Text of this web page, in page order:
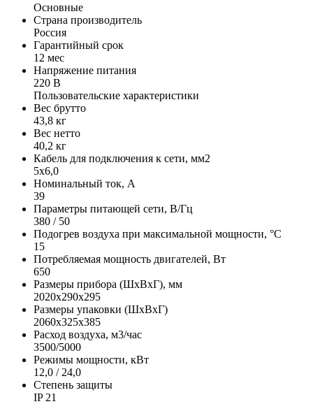
Основные
Страна производитель
Россия
Гарантийный срок
12 мес
Напряжение питания
220 В
Пользовательские характеристики
Вес брутто
43,8 кг
Вес нетто
40,2 кг
Кабель для подключения к сети, мм2
5x6,0
Номинальный ток, А
39
Параметры питающей сети, В/Гц
380 / 50
Подогрев воздуха при максимальной мощности, °С
15
Потребляемая мощность двигателей, Вт
650
Размеры прибора (ШхВхГ), мм
2020x290x295
Размеры упаковки (ШхВхГ)
2060x325x385
Расход воздуха, м3/час
3500/5000
Режимы мощности, кВт
12,0 / 24,0
Степень защиты
IP 21